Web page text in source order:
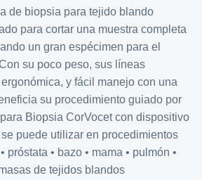
de biopsia para tejido blando
para cortar una muestra completa
un gran espécimen para el
su poco peso, sus líneas
y fácil manejo con una
su procedimiento guiado por
Biopsia CorVocet con dispositivo
puede utilizar en procedimientos
próstata • bazo • mama • pulmón •
de tejidos blandos